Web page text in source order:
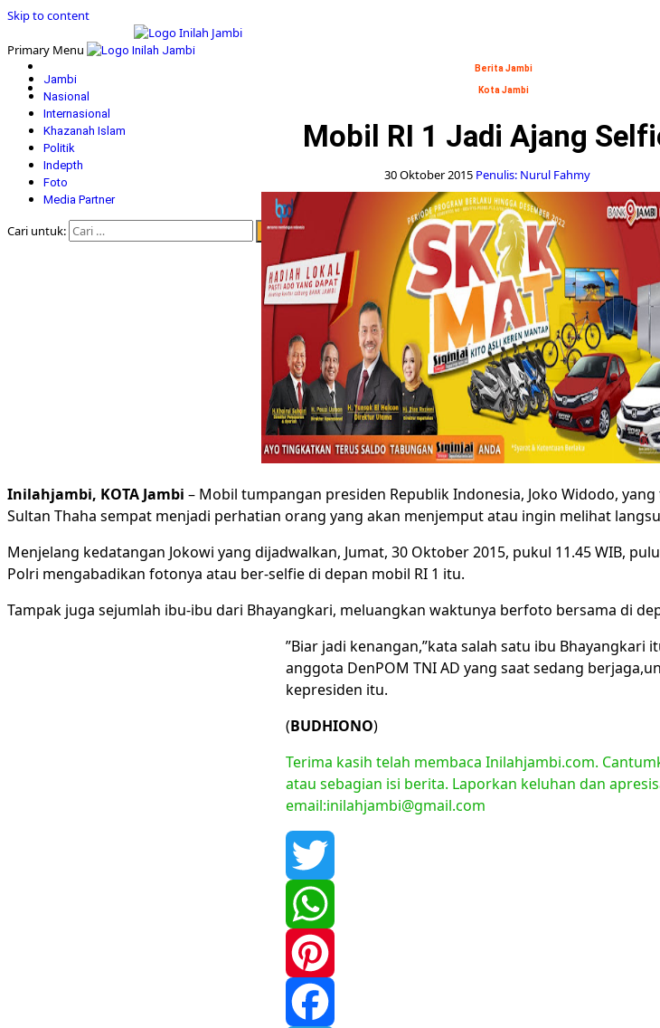
Skip to content
Primary Menu
Jambi
Nasional
Internasional
Khazanah Islam
Politik
Indepth
Foto
Media Partner
Cari untuk:
Berita Jambi
Kota Jambi
Mobil RI 1 Jadi Ajang
30 Oktober 2015 Penulis: Nurul Fahmy
Inilahjambi, KOTA Jambi – Mobil tumpangan presiden Republik Indonesia, Joko Widodo,
Sultan Thaha sempat menjadi perhatian orang yang akan menjemput atau ingin melihat
Menjelang kedatangan Jokowi yang dijadwalkan, Jumat, 30 Oktober 2015, pukul 11.45 WIB,
Polri mengabadikan fotonya atau ber-selfie di depan mobil RI 1 itu.
Tampak juga sejumlah ibu-ibu dari Bhayangkari, meluangkan waktunya berfoto bersama di
”Biar jadi kenangan,”kata salah satu ibu
anggota DenPOM TNI AD yang saat sedang
kepresiden itu.
(BUDHIONO)
Terima kasih telah membaca Inilahjambi.com.
atau sebagian isi berita. Laporkan keluhan dan
email:inilahjambi@gmail.com
Twitter
WhatsApp
Pinterest